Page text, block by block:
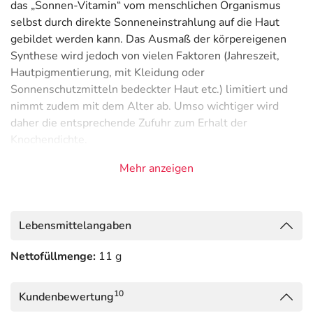
das „Sonnen-Vitamin“ vom menschlichen Organismus
selbst durch direkte Sonneneinstrahlung auf die Haut
gebildet werden kann. Das Ausmaß der körpereigenen
Synthese wird jedoch von vielen Faktoren (Jahreszeit,
Hautpigmentierung, mit Kleidung oder
Sonnenschutzmitteln bedeckter Haut etc.) limitiert und
nimmt zudem mit dem Alter ab. Umso wichtiger wird
daher die entsprechende Zufuhr zum Erhalt der
Knochendichte.
Das fettlösliche Vitamin ist nicht nur für den
und Muskelfunktion.
bei
Fördert die Mineralisation von Knochen und Zähnen
Mehr anzeigen
Lebensmittelangaben
Nettofüllmenge: 11 g
Kundenbewertung10